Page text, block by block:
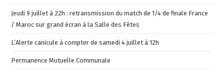
Jeudi 9 juillet à 22h : retransmission du match de 1/4 de finale France
/ Maroc sur grand écran à la Salle des Fêtes
L’Alerte canicule à compter de samedi 4 juillet à 12h
Permanence Mutuelle Communale